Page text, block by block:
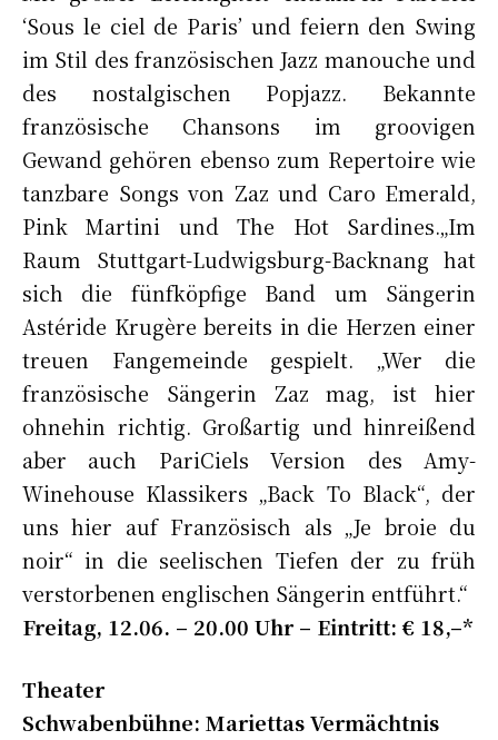
‘Sous le ciel de Paris’ und feiern den Swing
im Stil des französischen Jazz manouche und
des nostalgischen Popjazz. Bekannte
französische Chansons im groovigen
Gewand gehören ebenso zum Repertoire wie
tanzbare Songs von Zaz und Caro Emerald,
Pink Martini und The Hot Sardines.„Im
Raum Stuttgart-Ludwigsburg-Backnang hat
sich die fünfköpfige Band um Sängerin
Astéride Krugère bereits in die Herzen einer
treuen Fangemeinde gespielt. „Wer die
französische Sängerin Zaz mag, ist hier
ohnehin richtig. Großartig und hinreißend
aber auch PariCiels Version des Amy-
Winehouse Klassikers „Back To Black“, der
uns hier auf Französisch als „Je broie du
noir“ in die seelischen Tiefen der zu früh
verstorbenen englischen Sängerin entführt.“
Freitag, 12.06. – 20.00 Uhr – Eintritt: € 18,–*
Theater
Schwabenbühne: Mariettas Vermächtnis